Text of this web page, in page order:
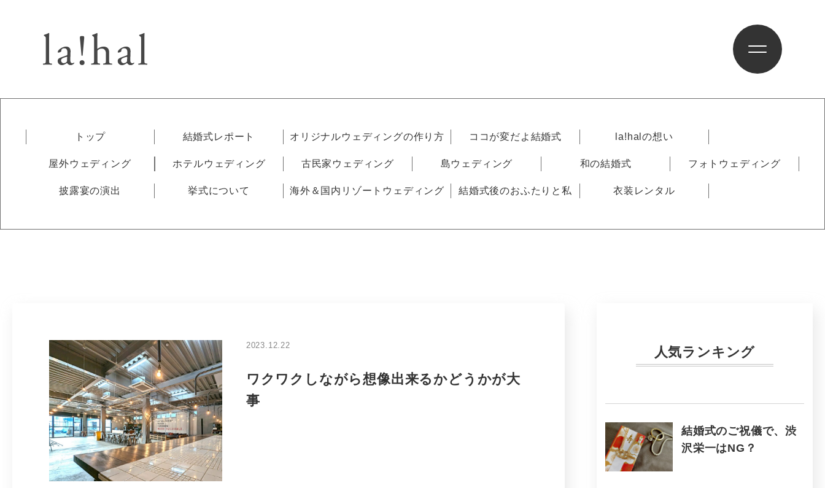
トップ 結婚式レポート オリジナルウェディングの作り方 ココが変だよ結婚式 la!halの想い
屋外ウェディング ホテルウェディング 古民家ウェディング 島ウェディング 和の結婚式 フォトウェディング
披露宴の演出 挙式について 海外＆国内リゾートウェディング 結婚式後のおふたりと私 衣装レンタル
2023.12.22
ワクワクしながら想像出来るかどうかが大
事
人気ランキング
結婚式のご祝儀で、渋
沢栄一はNG？